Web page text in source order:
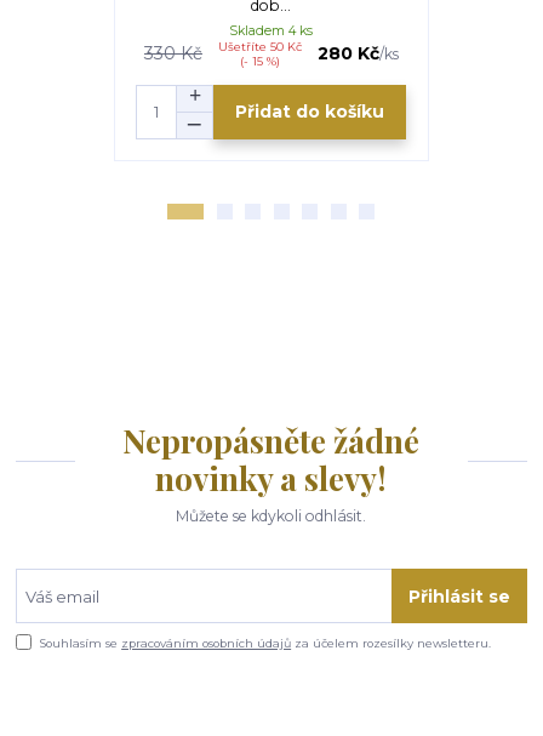
dob...
330 Kč
Ušetříte 50 Kč
(- 15 %)
280 Kč/ks
Skladem 4 ks
Přidat do košíku
Nepropásněte žádné
novinky a slevy!
Můžete se kdykoli odhlásit.
Přihlásit se
Souhlasím se zpracováním osobních údajů za účelem rozesílky newsletteru.